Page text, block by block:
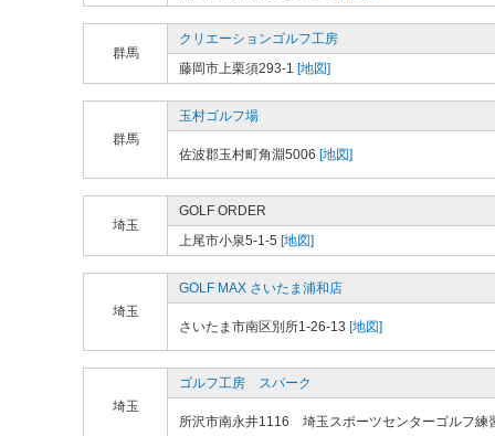
群馬
クリエーションゴルフ工房
藤岡市上栗須293-1 [地図]
群馬
玉村ゴルフ場
佐波郡玉村町角淵5006 [地図]
埼玉
GOLF ORDER
上尾市小泉5-1-5 [地図]
埼玉
GOLF MAX さいたま浦和店
さいたま市南区別所1-26-13 [地図]
埼玉
ゴルフ工房 スパーク
所沢市南永井1116 埼玉スポーツセンターゴルフ練